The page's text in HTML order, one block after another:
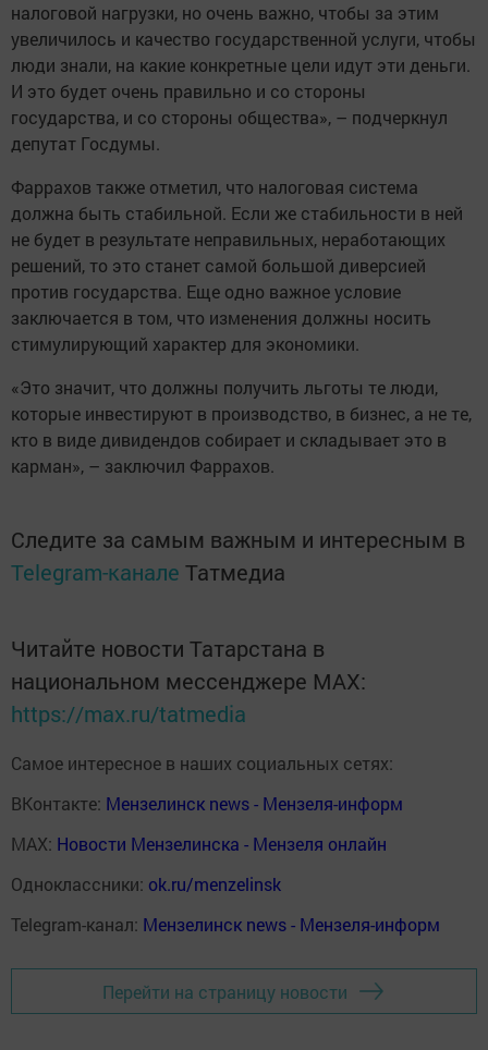
налоговой нагрузки, но очень важно, чтобы за этим
увеличилось и качество государственной услуги, чтобы
люди знали, на какие конкретные цели идут эти деньги.
И это будет очень правильно и со стороны
государства, и со стороны общества», – подчеркнул
депутат Госдумы.
Фаррахов также отметил, что налоговая система
должна быть стабильной. Если же стабильности в ней
не будет в результате неправильных, неработающих
решений, то это станет самой большой диверсией
против государства. Еще одно важное условие
заключается в том, что изменения должны носить
стимулирующий характер для экономики.
«Это значит, что должны получить льготы те люди,
которые инвестируют в производство, в бизнес, а не те,
кто в виде дивидендов собирает и складывает это в
карман», – заключил Фаррахов.
Следите за самым важным и интересным в
Telegram-канале Татмедиа
Читайте новости Татарстана в
национальном мессенджере MАХ:
https://max.ru/tatmedia
Самое интересное в наших социальных сетях:
ВКонтакте: Мензелинск news - Мензеля-информ
MAX: Новости Мензелинска - Мензеля онлайн
Одноклассники: ok.ru/menzelinsk
Telegram-канал: Мензелинск news - Мензеля-информ
Перейти на страницу новости